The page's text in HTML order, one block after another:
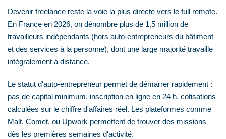
Devenir freelance reste la voie la plus directe vers le full remote.
En France en 2026, on dénombre plus de 1,5 million de
travailleurs indépendants (hors auto-entrepreneurs du bâtiment
et des services à la personne), dont une large majorité travaille
intégralement à distance.
Le statut d'auto-entrepreneur permet de démarrer rapidement :
pas de capital minimum, inscription en ligne en 24 h, cotisations
calculées sur le chiffre d'affaires réel. Les plateformes comme
Malt, Comet, ou Upwork permettent de trouver des missions
dès les premières semaines d'activité.